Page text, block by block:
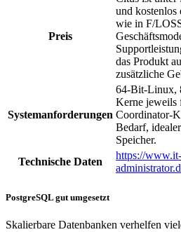
Preis
und kostenlos
wie in F/
das Produkt
zusätzliche
Systemanforderungen
64-Bit-Linux,
Kerne jeweils
Coordinator-
Bedarf,
Speicher.
Technische Daten
https://www.it-
PostgreSQL gut umgesetzt
Skalierbare Datenbanken verhelfen